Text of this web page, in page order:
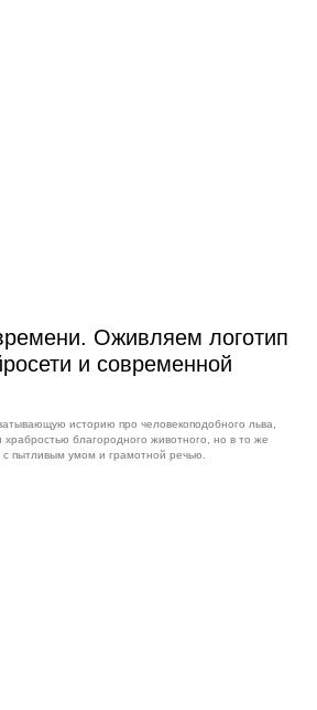
Оживляем логотип
и современной
историю про человекоподобного льва,
благородного животного, но в то же
пытливым умом и грамотной речью.